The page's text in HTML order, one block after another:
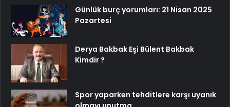
Günlük burç yorumları: 21 Nisan 2025
Pazartesi
Derya Bakbak Eşi Bülent Bakbak
Kimdir ?
Spor yaparken tehditlere karşı uyanık